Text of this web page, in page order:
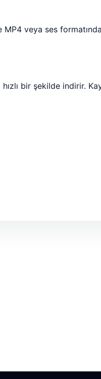
MP4 veya ses
bir şekilde indirir.